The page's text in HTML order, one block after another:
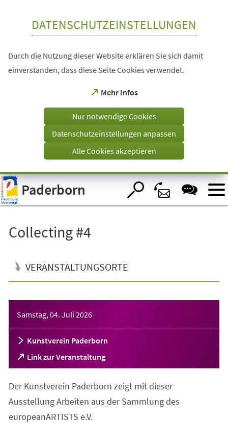
Visuelle
Assistenzsoftware
öffnen.
DATENSCHUTZEINSTELLUNGEN
Durch die Nutzung dieser Website erklären Sie sich damit
einverstanden, dass diese Seite Cookies verwendet.
Mehr Infos
(Öffnet
einem
Tab)
Nur notwendige Cookies
Datenschutzeinstellungen anpassen
Alle Cookies akzeptieren
Paderborn
Collecting #4
VERANSTALTUNGSORTE
Samstag, 04. Juli 2026
Kunstverein Paderborn
Link zur Veranstaltung
(Öffnet
in
neuen
Tab)
Der Kunstverein Paderborn zeigt mit dieser
Ausstellung Arbeiten aus der Sammlung des
europeanARTISTS e.V.